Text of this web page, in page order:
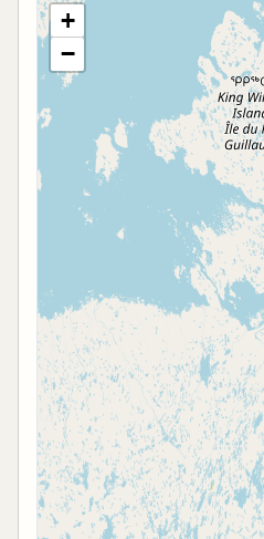
+
−